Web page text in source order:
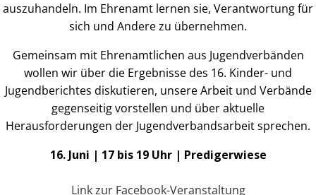
auszuhandeln. Im Ehrenamt lernen sie, Verantwortung für
sich und Andere zu übernehmen.
Gemeinsam mit Ehrenamtlichen aus Jugendverbänden
wollen wir über die Ergebnisse des 16. Kinder- und
Jugendberichtes diskutieren, unsere Arbeit und Verbände
gegenseitig vorstellen und über aktuelle
Herausforderungen der Jugendverbandsarbeit sprechen.
16. Juni | 17 bis 19 Uhr | Predigerwiese
Link zur Facebook-Veranstaltung